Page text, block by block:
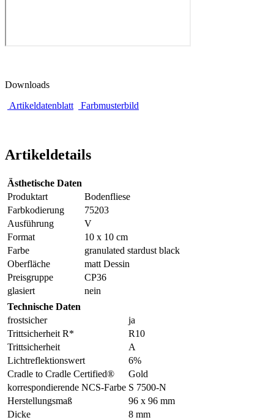
Downloads
Artikeldatenblatt
Farbmusterbild
Artikeldetails
Ästhetische Daten
Produktart
Bodenfliese
Farbkodierung
75203
Ausführung
V
Format
10 x 10 cm
Farbe
granulated stardust black
Oberfläche
matt Dessin
Preisgruppe
CP36
glasiert
nein
Technische Daten
frostsicher
ja
Trittsicherheit R*
R10
Trittsicherheit
A
Lichtreflektionswert
6%
Cradle to Cradle Certified®
Gold
korrespondierende NCS-Farbe S 7500-N
Herstellungsmaß
96 x 96 mm
Dicke
8 mm